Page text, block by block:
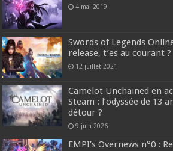
4 mai 2019
Swords of Legends
release, t’es au courant ?
12 juillet 2021
Camelot Unchained en
Steam : l’odyssée de 13
détour ?
9 juin 2026
EMPI’s Overnews n°0 :